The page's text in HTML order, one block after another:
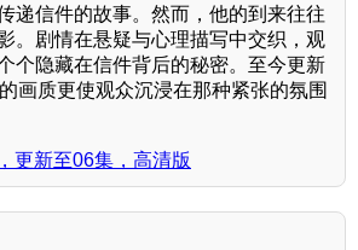
递信件的故事。然而，他的到来往往
。剧情在悬疑与心理描写中交织，观
个隐藏在信件背后的秘密。至今更新
画质更使观众沉浸在那种紧张的氛围
更新至06集，高清版